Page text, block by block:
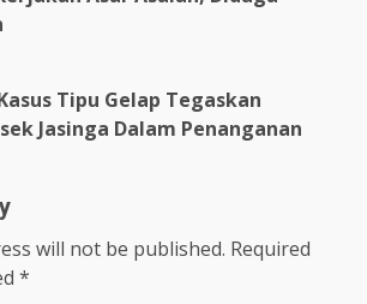
Tipu Gelap Tegaskan
Jasinga Dalam Penanganan
will not be published. Required
*